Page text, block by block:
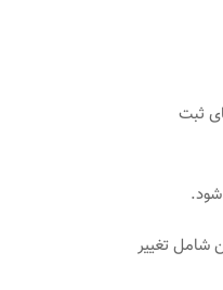
ثبت
شامل تغییر